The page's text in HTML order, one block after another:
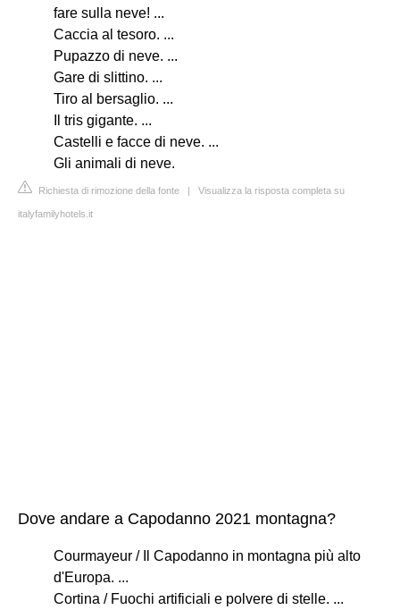
fare sulla neve! ...
Caccia al tesoro. ...
Pupazzo di neve. ...
Gare di slittino. ...
Tiro al bersaglio. ...
Il tris gigante. ...
Castelli e facce di neve. ...
Gli animali di neve.
Richiesta di rimozione della fonte | Visualizza la risposta completa su
italyfamilyhotels.it
Dove andare a Capodanno 2021 montagna?
Courmayeur / Il Capodanno in montagna più alto
d'Europa. ...
Cortina / Fuochi artificiali e polvere di stelle. ...